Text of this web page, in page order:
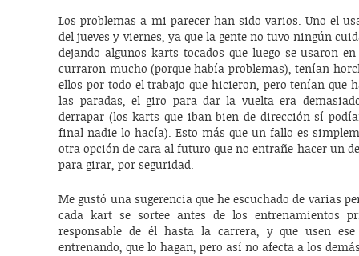
Los problemas a mi parecer han sido varios. Uno el
del jueves y viernes, ya que la gente no tuvo ningún
dejando algunos karts tocados que luego se usaron
curraron mucho (porque había problemas), tenían
ellos por todo el trabajo que hicieron, pero tenían que
las paradas, el giro para dar la vuelta era
derrapar (los karts que iban bien de dirección sí
final nadie lo hacía). Esto más que un fallo es
otra opción de cara al futuro que no entrañe hacer un
para girar, por seguridad.
Me gustó una sugerencia que he escuchado de varias
cada kart se sortee antes de los entrenamientos
responsable de él hasta la carrera, y que usen
entrenando, que lo hagan, pero así no afecta a los